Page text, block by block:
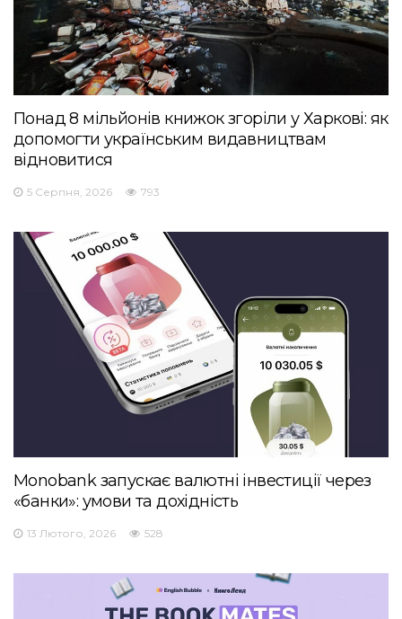
Понад 8 мільйонів книжок згоріли у Харкові: як
допомогти українським видавництвам
відновитися
5 Серпня, 2026 793
Monobank запускає валютні інвестиції через
«банки»: умови та дохідність
13 Лютого, 2026 528